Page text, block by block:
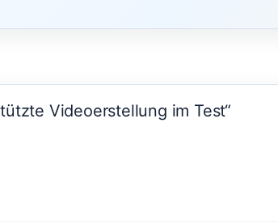
Videoerstellung im Test“